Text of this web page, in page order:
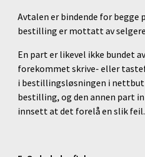
Avtalen er bindende for begge
bestilling er mottatt av
En part er likevel ikke bundet
forekommet skrive- eller
i bestillingsløsningen i
bestilling, og den annen part
innsett at det forelå en slik feil.